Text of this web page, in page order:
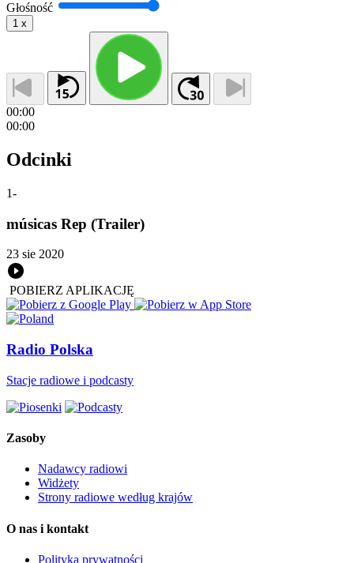
Głośność
1 x
00:00
00:00
Odcinki
1-
músicas Rep (Trailer)
23 sie 2020
POBIERZ APLIKACJĘ
Radio Polska
Stacje radiowe i podcasty
Zasoby
Nadawcy radiowi
Widżety
Strony radiowe według krajów
O nas i kontakt
Polityka prywatności